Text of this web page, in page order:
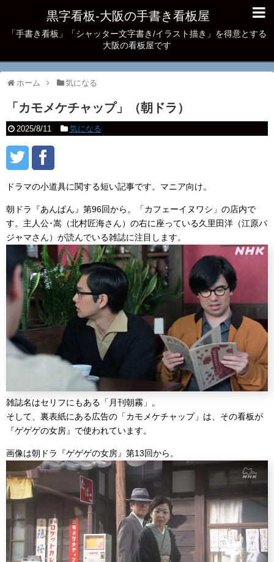
黒字看板‐大阪の手書き看板屋
「手書き看板」「シャッター文字書き/イラスト描き」を得意とする
大阪の看板屋です
ホーム 気になる
「カモメケチャップ」（朝ドラ）
2025/8/11 気になる
ドラマの小道具に関する短い記事です。マニア向け。
朝ドラ『あんぱん』第96回から。「カフェーイヌワシ」の店内で
す。主人公･嵩（北村匠海さん）の右に座っている久里田洋（江原パ
ジャマさん）が読んでいる雑誌に注目します。
雑誌名はセリフにもある「月刊朝霧」。
そして、裏表紙にある広告の「カモメケチャップ」は、その看板が
『ゲゲゲの女房』で使われています。
画像は朝ドラ『ゲゲゲの女房』第13回から。